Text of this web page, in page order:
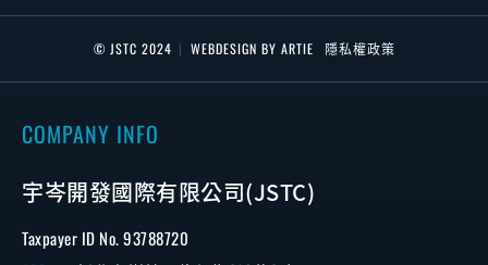
© JSTC 2024 | WEBDESIGN BY ARTIE 隱私權政策
COMPANY INFO
宇岑開發國際有限公司(JSTC)
Taxpayer ID No. 93788720